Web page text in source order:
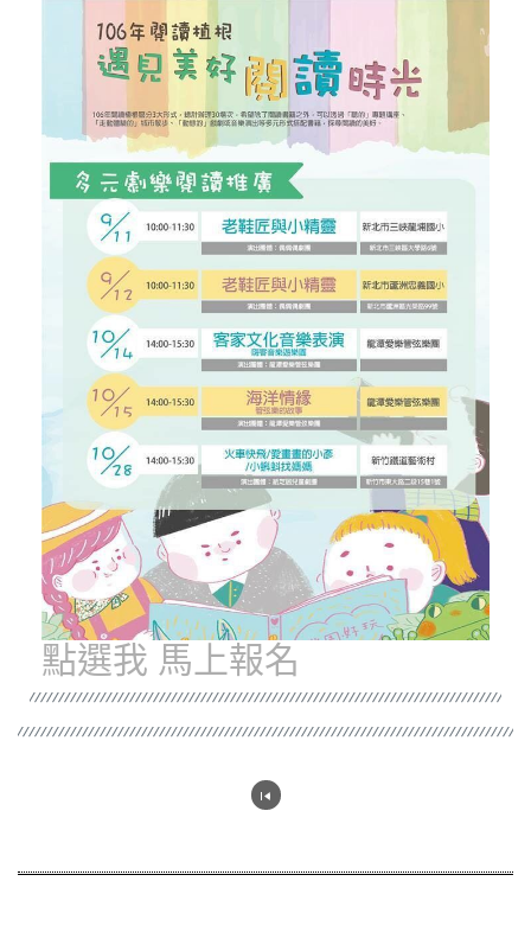
點選我 馬上報名